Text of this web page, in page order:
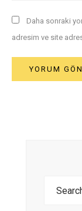
Daha sonraki
adresim ve site